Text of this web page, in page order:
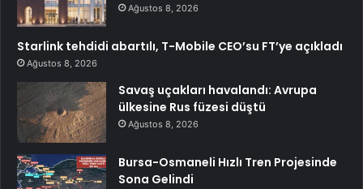
Ağustos 8, 2026
Starlink tehdidi abartılı, T-Mobile CEO’su FT’ye açıkladı
Ağustos 8, 2026
Savaş uçakları havalandı: Avrupa
ülkesine Rus füzesi düştü
Ağustos 8, 2026
Bursa-Osmaneli Hızlı Tren Projesinde
Sona Gelindi